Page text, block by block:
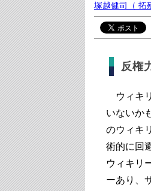
塚越健司 （
反権
ウィキ
いないか
のウィキ
術的に回
ウィキリ
ーあり、